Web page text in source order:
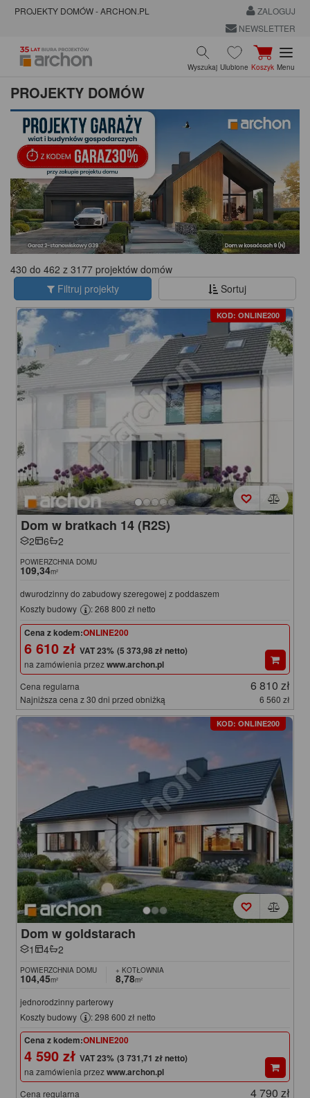
PROJEKTY DOMÓW - ARCHON.PL
ZALOGUJ
NEWSLETTER
Wyszukaj Ulubione Koszyk Menu
PROJEKTY DOMÓW
430 do 462 z 3177 projektów domów
Filtruj projekty
Sortuj
KOD: ONLINE200
Dom w bratkach 14 (R2S)
2 6 2
POWIERZCHNIA DOMU
109,34m²
dwurodzinny do zabudowy szeregowej z poddaszem
Koszty budowy
: 268 800 zł netto
Cena z kodem:ONLINE200
6 610 zł (5 373,98 zł netto)
na zamówienia przezwww.archon.pl
Cena regularna 6 810 zł
Najniższa cena z 30 dni przed obniżką 6 560 zł
KOD: ONLINE200
Dom w goldstarach
1 4 2
POWIERZCHNIA DOMU
104,45m²
+ KOTŁOWNIA
8,78m²
jednorodzinny parterowy
Koszty budowy
: 298 600 zł netto
Cena z kodem:ONLINE200
4 590 zł (3 731,71 zł netto)
na zamówienia przezwww.archon.pl
Cena regularna 4 790 zł